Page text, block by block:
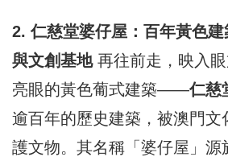
2. 仁慈堂婆仔屋：百年黃色
與文創基地再往前走，映入
亮眼的黃色葡式建築——仁慈
逾百年的歷史建築，被澳門文
護文物。其名稱「婆仔屋」源